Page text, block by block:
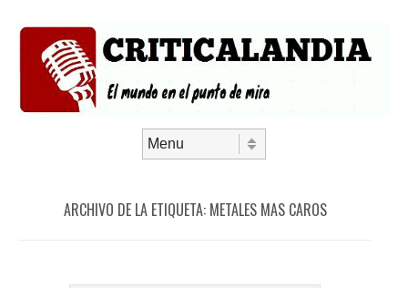
ARCHIVO DE LA ETIQUETA: METALES MAS CAROS